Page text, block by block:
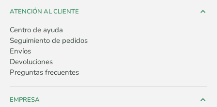
ATENCIÓN AL CLIENTE
Centro de ayuda
Seguimiento de pedidos
Envíos
Devoluciones
Preguntas frecuentes
EMPRESA